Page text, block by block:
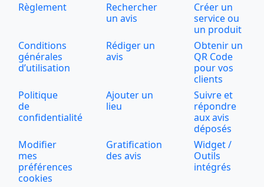
Règlement
Rechercher
un avis
Créer un
service ou
un produit
Conditions
générales
d’utilisation
Rédiger un
avis
Obtenir un
QR Code
pour vos
clients
Politique
de
confidentialité
Ajouter un
lieu
Suivre et
répondre
aux avis
déposés
Modifier
mes
préférences
cookies
Gratification
des avis
Widget /
Outils
intégrés